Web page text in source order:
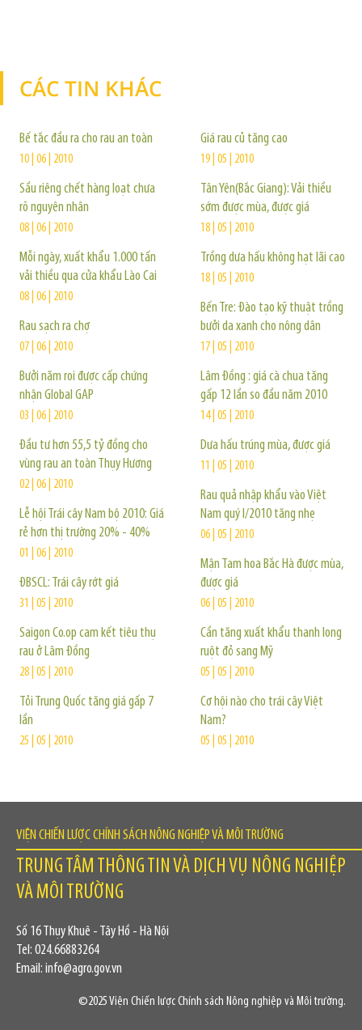
CÁC TIN KHÁC
Bế tắc đầu ra cho rau an toàn
10 | 06 | 2010
Sầu riêng chết hàng loạt chưa
rõ nguyên nhân
08 | 06 | 2010
Mỗi ngày, xuất khẩu 1.000 tấn
vải thiều qua cửa khẩu Lào Cai
08 | 06 | 2010
Rau sạch ra chợ
07 | 06 | 2010
Bưởi năm roi được cấp chứng
nhận Global GAP
03 | 06 | 2010
Đầu tư hơn 55,5 tỷ đồng cho
vùng rau an toàn Thụy Hương
02 | 06 | 2010
Lễ hội Trái cây Nam bộ 2010: Giá
rẻ hơn thị trường 20% - 40%
01 | 06 | 2010
ĐBSCL: Trái cây rớt giá
31 | 05 | 2010
Saigon Co.op cam kết tiêu thụ
rau ở Lâm Đồng
28 | 05 | 2010
Tỏi Trung Quốc tăng giá gấp 7
lần
25 | 05 | 2010
Giá rau củ tăng cao
19 | 05 | 2010
Tân Yên(Bắc Giang): Vải thiều
sớm được mùa, được giá
18 | 05 | 2010
Trồng dưa hấu không hạt lãi cao
18 | 05 | 2010
Bến Tre: Đào tạo kỹ thuật trồng
bưởi da xanh cho nông dân
17 | 05 | 2010
Lâm Đồng : giá cà chua tăng
gấp 12 lần so đầu năm 2010
14 | 05 | 2010
Dưa hấu trúng mùa, được giá
11 | 05 | 2010
Rau quả nhập khẩu vào Việt
Nam quý I/2010 tăng nhẹ
06 | 05 | 2010
Mận Tam hoa Bắc Hà được mùa,
được giá
06 | 05 | 2010
Cần tăng xuất khẩu thanh long
ruột đỏ sang Mỹ
05 | 05 | 2010
Cơ hội nào cho trái cây Việt
Nam?
05 | 05 | 2010
VIỆN CHIẾN LƯỢC CHÍNH SÁCH NÔNG NGHIỆP VÀ MÔI TRƯỜNG
TRUNG TÂM THÔNG TIN VÀ DỊCH VỤ NÔNG NGHIỆP
VÀ MÔI TRƯỜNG
Số 16 Thụy Khuê - Tây Hồ - Hà Nội
Tel: 024.66883264
Email: info@agro.gov.vn
©2025 Viện Chiến lược Chính sách Nông nghiệp và Môi trường.